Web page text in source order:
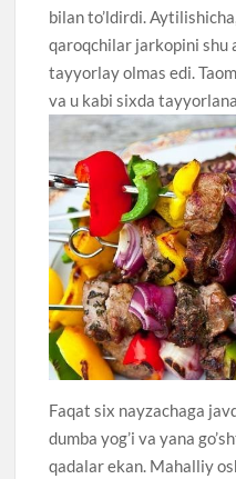
bilan to’ldirdi.
qaroqchilar jarkopini shu
tayyorlay olmas edi.
va u kabi sixda
Faqat six nayzachaga
dumba yog’i va yana
qadalar ekan. Mahalliy